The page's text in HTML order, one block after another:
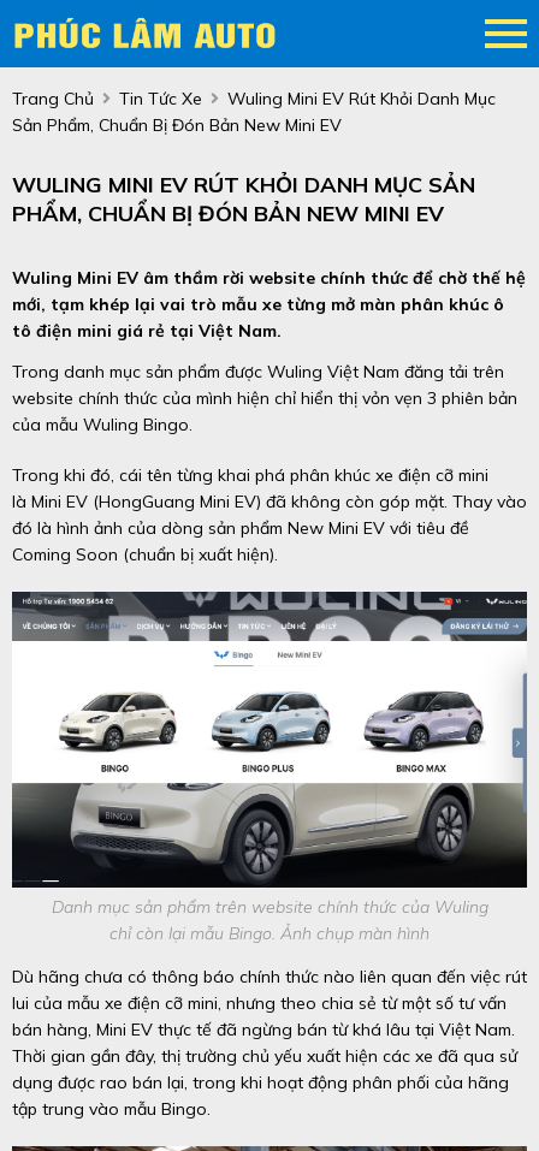
Trang Chủ Tin Tức Xe
Wuling Mini EV Rút Khỏi Danh Mục
Sản Phẩm, Chuẩn Bị Đón Bản New Mini EV
WULING MINI EV RÚT KHỎI DANH MỤC SẢN
PHẨM, CHUẨN BỊ ĐÓN BẢN NEW MINI EV
Wuling Mini EV âm thầm rời website chính thức để chờ thế hệ
mới, tạm khép lại vai trò mẫu xe từng mở màn phân khúc ô
tô điện mini giá rẻ tại Việt Nam.
Trong danh mục sản phẩm được Wuling Việt Nam đăng tải trên
website chính thức của mình hiện chỉ hiển thị vỏn vẹn 3 phiên bản
của mẫu Wuling Bingo.
Trong khi đó, cái tên từng khai phá phân khúc xe điện cỡ mini
là Mini EV (HongGuang Mini EV) đã không còn góp mặt. Thay vào
đó là hình ảnh của dòng sản phẩm New Mini EV với tiêu đề
Coming Soon (chuẩn bị xuất hiện).
Danh mục sản phẩm trên website chính thức của Wuling
chỉ còn lại mẫu Bingo. Ảnh chụp màn hình
Dù hãng chưa có thông báo chính thức nào liên quan đến việc rút
lui của mẫu xe điện cỡ mini, nhưng theo chia sẻ từ một số tư vấn
bán hàng, Mini EV thực tế đã ngừng bán từ khá lâu tại Việt Nam.
Thời gian gần đây, thị trường chủ yếu xuất hiện các xe đã qua sử
dụng được rao bán lại, trong khi hoạt động phân phối của hãng
tập trung vào mẫu Bingo.